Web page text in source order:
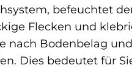
befeuchtet
Flecken und
nach Bodenbelag
Dies bedeutet für